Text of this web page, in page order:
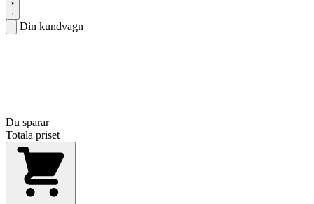
Din kundvagn
Du sparar
Totala priset